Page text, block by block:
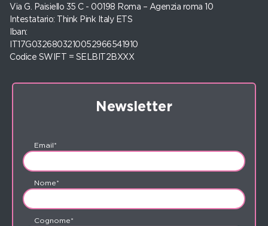
Via G. Paisiello 35 C - 00198 Roma – Agenzia roma 10
Intestatario: Think Pink Italy ETS
Iban:
IT17G0326803210052966541910
Codice SWIFT = SELBIT2BXXX
Newsletter
Email*
Nome*
Cognome*